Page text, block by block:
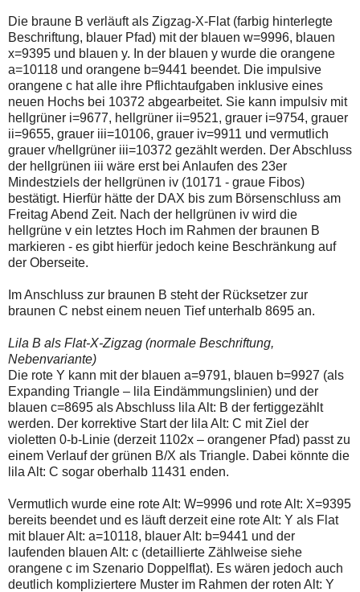
um
Kontaktaufnahme
per
Mail
robbys-
elliottwellen@online.de.
Bis
zur
Lösung
des
Problems
sind
die
Post
auch
auf
der
Plattform
wallstreet-
online.de
Die braune B verläuft als Zigzag-X-Flat (farbig hinterlegte
Beschriftung, blauer Pfad) mit der blauen w=9996, blauen
x=9395 und blauen y. In der blauen y wurde die orangene
a=10118 und orangene b=9441 beendet. Die impulsive
orangene c hat alle ihre Pflichtaufgaben inklusive eines
neuen Hochs bei 10372 abgearbeitet. Sie kann impulsiv mit
hellgrüner i=9677, hellgrüner ii=9521, grauer i=9754, grauer
ii=9655, grauer iii=10106, grauer iv=9911 und vermutlich
grauer v/hellgrüner iii=10372 gezählt werden. Der Abschluss
der hellgrünen iii wäre erst bei Anlaufen des 23er
Mindestziels der hellgrünen iv (10171 - graue Fibos)
bestätigt. Hierfür hätte der DAX bis zum Börsenschluss am
Freitag Abend Zeit. Nach der hellgrünen iv wird die
hellgrüne v ein letztes Hoch im Rahmen der braunen B
markieren - es gibt hierfür jedoch keine Beschränkung auf
der Oberseite.
Im Anschluss zur braunen B steht der Rücksetzer zur
braunen C nebst einem neuen Tief unterhalb 8695 an.
Lila B als Flat-X-Zigzag (normale Beschriftung,
Nebenvariante)
Die rote Y kann mit der blauen a=9791, blauen b=9927 (als
Expanding Triangle – lila Eindämmungslinien) und der
blauen c=8695 als Abschluss lila Alt: B der fertiggezählt
werden. Der korrektive Start der lila Alt: C mit Ziel der
violetten 0-b-Linie (derzeit 1102x – orangener Pfad) passt zu
einem Verlauf der grünen B/X als Triangle. Dabei könnte die
lila Alt: C sogar oberhalb 11431 enden.
Vermutlich wurde eine rote Alt: W=9996 und rote Alt: X=9395
bereits beendet und es läuft derzeit eine rote Alt: Y als Flat
mit blauer Alt: a=10118, blauer Alt: b=9441 und der
laufenden blauen Alt: c (detaillierte Zählweise siehe
orangene c im Szenario Doppelflat). Es wären jedoch auch
deutlich kompliziertere Muster im Rahmen der roten Alt: Y